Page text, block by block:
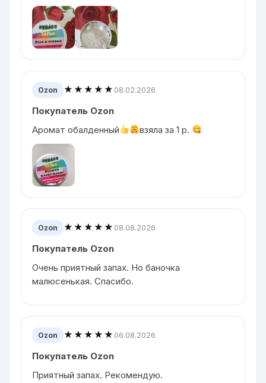
Ozon ★★★★★ 08.02.2026
Покупатель Ozon
Аромат обалденный
взяла за 1 p.
Ozon ★★★★★ 08.08.2026
Покупатель Ozon
Очень приятный запах. Но баночка
малюсенькая. Спасибо.
Ozon ★★★★★ 06.08.2026
Покупатель Ozon
Приятный запах. Рекомендую.